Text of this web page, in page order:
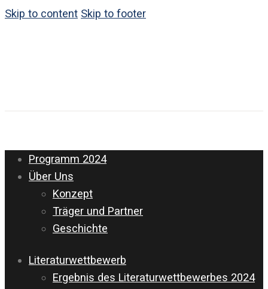
Skip to content Skip to footer
Programm 2024
Über Uns
Konzept
Träger und Partner
Geschichte
Literaturwettbewerb
Ergebnis des Literaturwettbewerbes 2024